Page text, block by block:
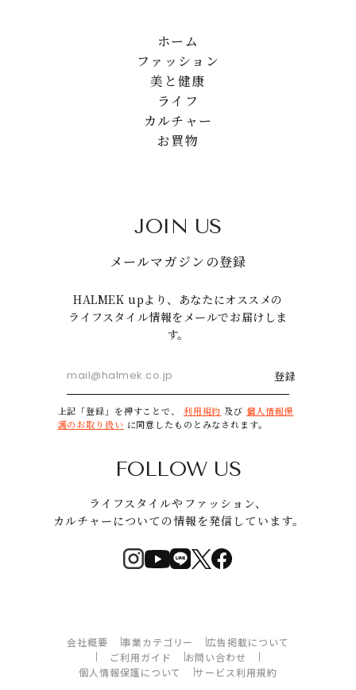
ホーム
ファッション
美と健康
ライフ
カルチャー
お買物
JOIN US
メールマガジンの登録
HALMEK upより、あなたにオススメの
ライフスタイル情報をメールでお届けしま
す。
登録
上記「登録」を押すことで、 利用規約 及び 個人情報保
護のお取り扱い に同意したものとみなされます。
FOLLOW US
ライフスタイルやファッション、
カルチャーについての情報を発信しています。
会社概要 事業カテゴリー
広告掲載について
ご利用ガイド
お問い合わせ
個人情報保護について
サービス利用規約